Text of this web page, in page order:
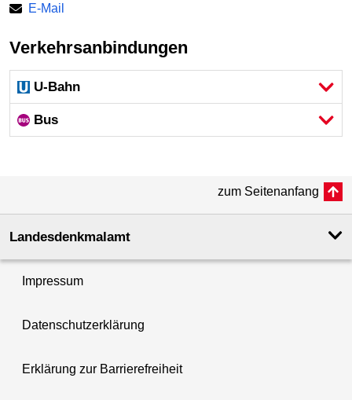
E-Mail
Verkehrsanbindungen
U-Bahn
Bus
zum Seitenanfang
Landesdenkmal­amt
Impressum
Datenschutzerklärung
Erklärung zur Barrierefreiheit